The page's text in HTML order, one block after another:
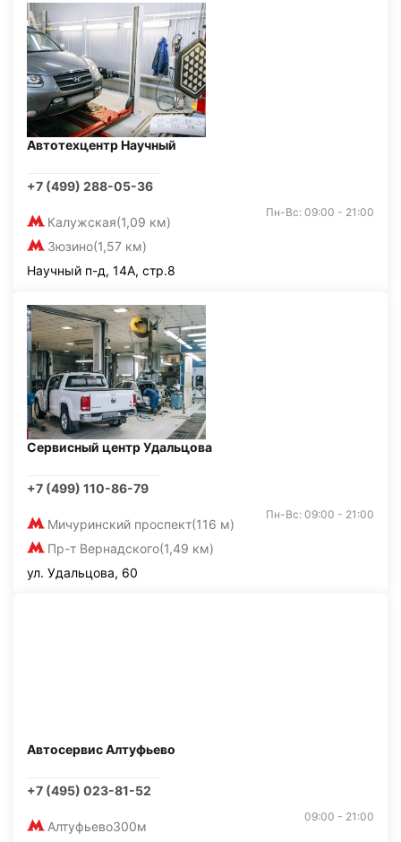
Автотехцентр Научный
+7 (499) 288-05-36
Калужская(1,09 км)
Зюзино(1,57 км)
Пн-Вс: 09:00 - 21:00
Научный п-д, 14А, стр.8
Сервисный центр Удальцова
+7 (499) 110-86-79
Мичуринский проспект(116 м)
Пр-т Вернадского(1,49 км)
Пн-Вс: 09:00 - 21:00
ул. Удальцова, 60
Автосервис Алтуфьево
+7 (495) 023-81-52
Алтуфьево300м
09:00 - 21:00